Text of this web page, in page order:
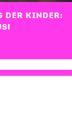
DER KINDER: